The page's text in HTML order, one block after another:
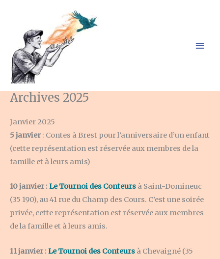
contenu
Archives 2025
Janvier 2025
5 janvier : Contes à Brest pour l’anniversaire d’un enfant
(cette représentation est réservée aux membres de la
famille et à leurs amis)
10 janvier :Le Tournoi des Conteurs à Saint-Domineuc
(35 190), au 41 rue du Champ des Cours. C’est une soirée
privée, cette représentation est réservée aux membres
de la famille et à leurs amis.
11 janvier :Le Tournoi des Conteurs à Chevaigné (35